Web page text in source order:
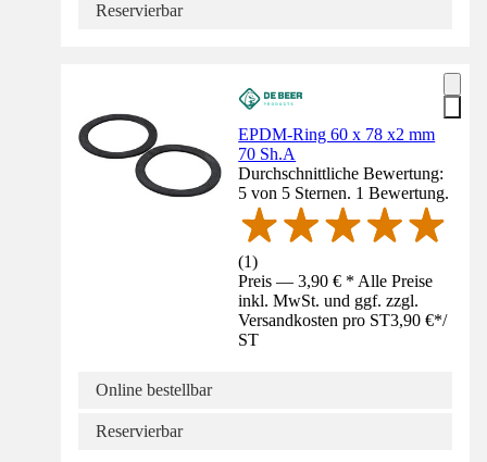
Reservierbar
EPDM-Ring 60 x 78 x2 mm
70 Sh.A
Durchschnittliche Bewertung:
5 von 5 Sternen. 1 Bewertung.
(1)
Preis — 3,90 € * Alle Preise
inkl. MwSt. und ggf. zzgl.
Versandkosten pro ST3,90 €*/
ST
Online bestellbar
Reservierbar